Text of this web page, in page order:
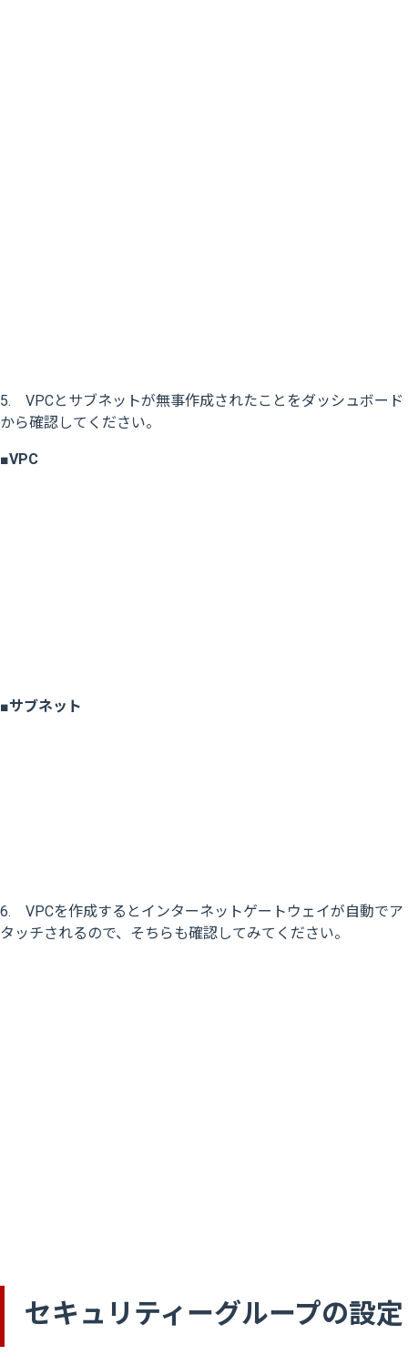
5. VPCとサブネットが無事作成されたことをダッシュボード
から確認してください。
■VPC
■サブネット
6. VPCを作成するとインターネットゲートウェイが自動でア
タッチされるので、そちらも確認してみてください。
セキュリティーグループの設定